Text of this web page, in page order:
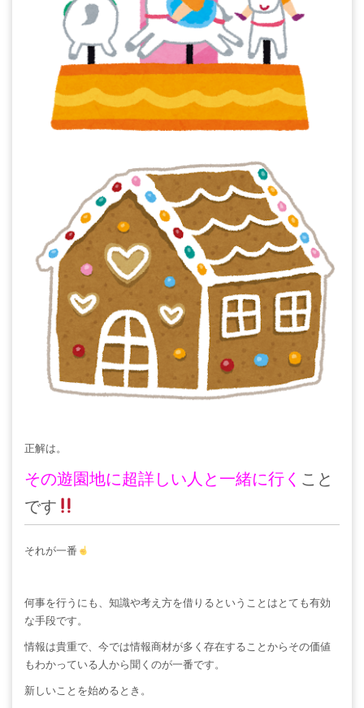
正解は。
その遊園地に超詳しい人と一緒に行く こと
です
それが一番
何事を行うにも、知識や考え方を借りるということはとても有効
な手段です。
情報は貴重で、今では情報商材が多く存在することからその価値
もわかっている人から聞くのが一番です。
新しいことを始めるとき。